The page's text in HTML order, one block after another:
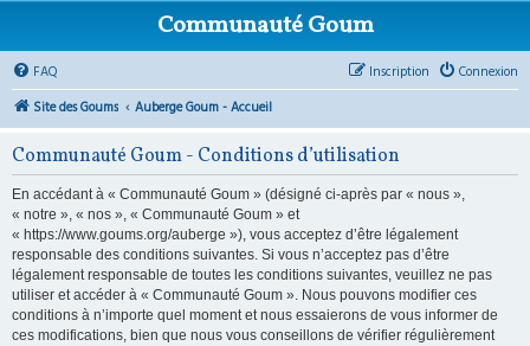
Communauté Goum
FAQ Connexion
Inscription
Site des Goums
Auberge Goum - Accueil
Communauté Goum - Conditions d’utilisation
En accédant à « Communauté Goum » (désigné ci-après par « nous »,
« notre », « nos », « Communauté Goum » et
« https://www.goums.org/auberge »), vous acceptez d’être légalement
responsable des conditions suivantes. Si vous n’acceptez pas d’être
légalement responsable de toutes les conditions suivantes, veuillez ne pas
utiliser et accéder à « Communauté Goum ». Nous pouvons modifier ces
conditions à n’importe quel moment et nous essaierons de vous informer de
ces modifications, bien que nous vous conseillons de vérifier régulièrement